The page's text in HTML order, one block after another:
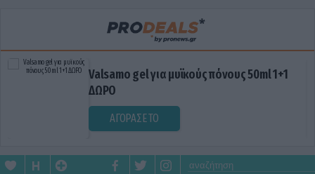
Valsamo gel για μυϊκούς πόνους 50ml 1+1
ΔΩΡΟ
ΑΓΟΡΑΣΕ ΤΟ